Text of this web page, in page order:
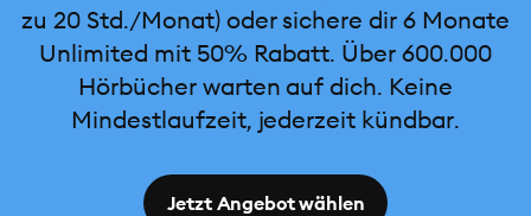
zu 20 Std./Monat) oder sichere dir 6 Monate
Unlimited mit 50% Rabatt. Über 600.000
Hörbücher warten auf dich. Keine
Mindestlaufzeit, jederzeit kündbar.
Jetzt Angebot wählen